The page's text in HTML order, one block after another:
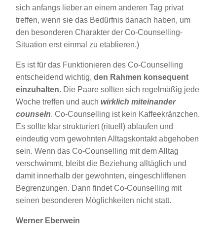
sich anfangs lieber an einem anderen Tag privat
treffen, wenn sie das Bedürfnis danach haben, um
den besonderen Charakter der Co-Counselling-
Situation erst einmal zu etablieren.)
Es ist für das Funktionieren des Co-Counselling
entscheidend wichtig, den Rahmen konsequent
einzuhalten. Die Paare sollten sich regelmäßig jede
Woche treffen und auch wirklich miteinander
counseln. Co-Counselling ist kein Kaffeekränzchen.
Es sollte klar strukturiert (rituell) ablaufen und
eindeutig vom gewohnten Alltagskontakt abgehoben
sein. Wenn das Co-Counselling mit dem Alltag
verschwimmt, bleibt die Beziehung alltäglich und
damit innerhalb der gewohnten, eingeschliffenen
Begrenzungen. Dann findet Co-Counselling mit
seinen besonderen Möglichkeiten nicht statt.
Werner Eberwein